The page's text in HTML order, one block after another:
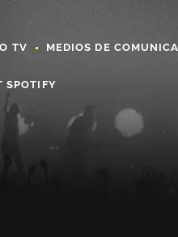
TV MEDIOS DE
SPOTIFY